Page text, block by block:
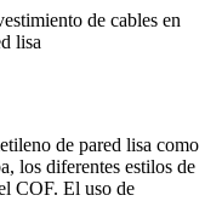
de pared lisa como
los diferentes estilos de
COF. El uso de